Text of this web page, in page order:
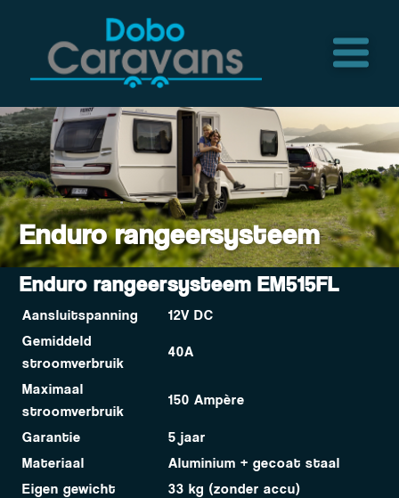
Aanbod
Vacature
Accessoires
Contact
Enduro rangeersysteem
Enduro rangeersysteem EM515FL
Aansluitspanning
12V DC
Gemiddeld
stroomverbruik
40A
Maximaal
stroomverbruik
150 Ampère
Garantie
5 jaar
Materiaal
Aluminium + gecoat staal
Eigen gewicht
33 kg (zonder accu)